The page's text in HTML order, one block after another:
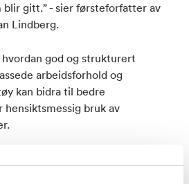
blir gitt.” - sier førsteforfatter av
Lindberg.
god og strukturert
arbeidsforhold og
kan bidra til bedre
bruk av